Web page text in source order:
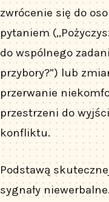
zwrócenie się do
pytaniem
do wspólnego
przybory?”) lub
przerwanie
przestrzeni do
konfliktu.
Podstawą
sygnały